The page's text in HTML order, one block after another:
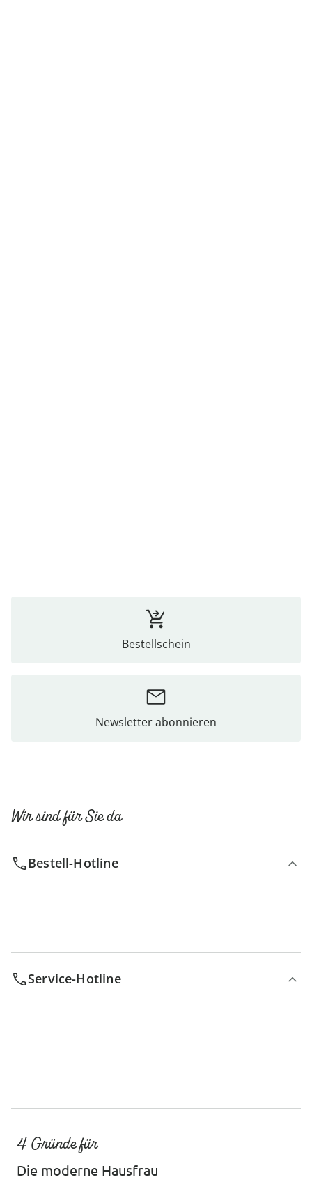
Bestellschein
Newsletter abonnieren
Wir sind für Sie da
Bestell-Hotline
Service-Hotline
4 Gründe für
Die moderne Hausfrau